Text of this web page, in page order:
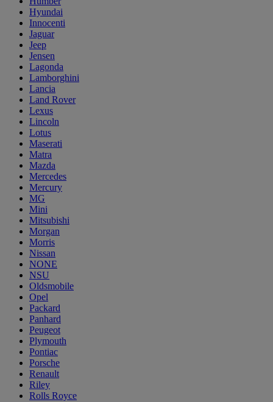
Hyundai
Innocenti
Jaguar
Jeep
Jensen
Lagonda
Lamborghini
Lancia
Land Rover
Lexus
Lincoln
Lotus
Maserati
Matra
Mazda
Mercedes
Mercury
MG
Mini
Mitsubishi
Morgan
Morris
Nissan
NONE
NSU
Oldsmobile
Opel
Packard
Panhard
Peugeot
Plymouth
Pontiac
Porsche
Renault
Riley
Rolls Royce